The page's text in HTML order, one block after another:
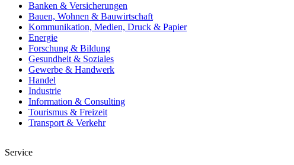
Banken & Versicherungen
Bauen, Wohnen & Bauwirtschaft
Kommunikation, Medien, Druck & Papier
Energie
Forschung & Bildung
Gesundheit & Soziales
Gewerbe & Handwerk
Handel
Industrie
Information & Consulting
Tourismus & Freizeit
Transport & Verkehr
Service